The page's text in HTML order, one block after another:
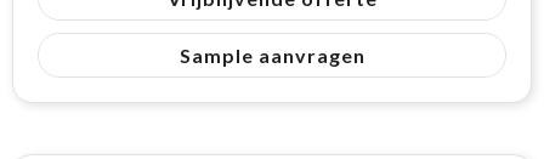
Sample aanvragen